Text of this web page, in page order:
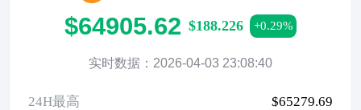
$64905.62 $188.226 +0.29%
实时数据：2026-04-03 23:08:40
24H最高 $65279.69